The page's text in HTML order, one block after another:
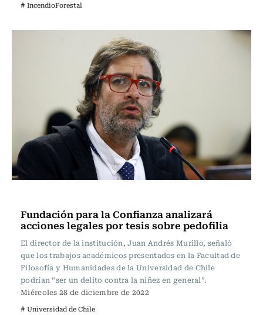
# IncendioForestal
Fundación para la Confianza analizará
acciones legales por tesis sobre pedofilia
El director de la institución, Juan Andrés Murillo, señaló
que los trabajos académicos presentados en la Facultad de
Filosofía y Humanidades de la Universidad de Chile
podrían “ser un delito contra la niñez en general”.
Miércoles 28 de diciembre de 2022
# Universidad de Chile